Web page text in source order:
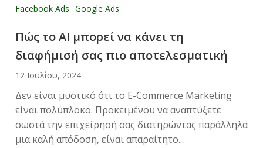
Facebook Ads Google Ads
Πώς το AI μπορεί να κάνει τη
διαφήμισή σας πιο αποτελεσματική
12 Ιουλίου, 2024
Δεν είναι μυστικό ότι το E-Commerce Marketing
είναι πολύπλοκο. Προκειμένου να αναπτύξετε
σωστά την επιχείρησή σας διατηρώντας παράλληλα
μια καλή απόδοση, είναι απαραίτητο...